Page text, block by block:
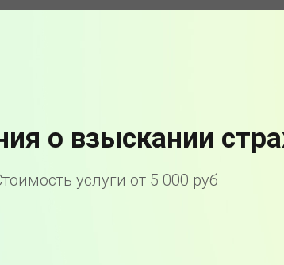
о взыскании
услуги от 5 000 руб